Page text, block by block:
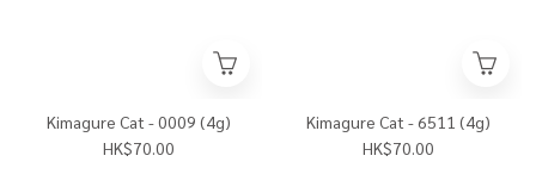
Kimagure Cat - 0009 (4g)
HK$70.00
Kimagure Cat - 6511 (4g)
HK$70.00